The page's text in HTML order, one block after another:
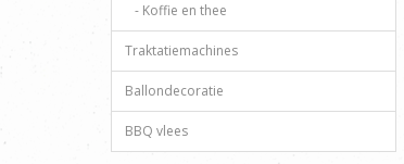
- Koffie en thee
Traktatiemachines
Ballondecoratie
BBQ vlees